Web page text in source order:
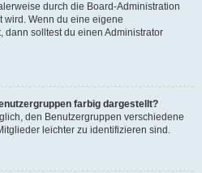
durch die Board-Administration
wird. Wenn du eine eigene
dann solltest du einen Administrator
farbig dargestellt?
den Benutzergruppen verschiedene
leichter zu identifizieren sind.